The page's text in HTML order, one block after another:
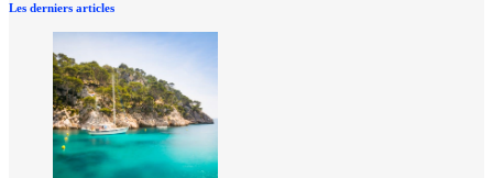
Les derniers articles